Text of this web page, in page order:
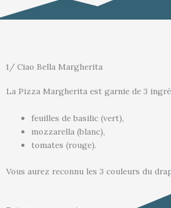
1/ Ciao Bella Margherita
La Pizza Margherita est garnie de 3
feuilles de basilic (vert),
mozzarella (blanc),
tomates (rouge).
Vous aurez reconnu les 3 couleurs du